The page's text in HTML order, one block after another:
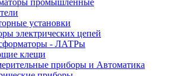
промышленные
установки
электрических цепей
- ЛАТРы
клещи
приборы и Автоматика